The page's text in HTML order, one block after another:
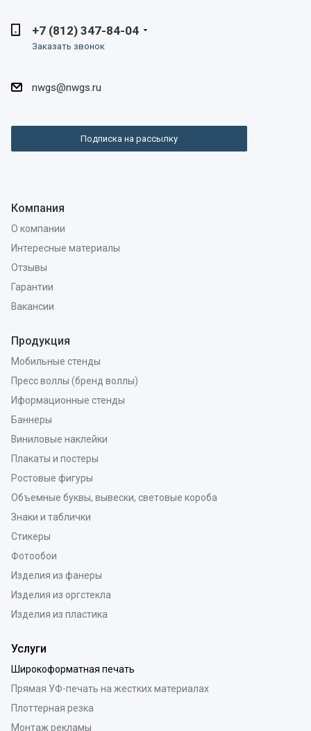
+7 (812) 347-84-04
Заказать звонок
nwgs@nwgs.ru
Подписка на рассылку
Компания
О компании
Интересные материалы
Отзывы
Гарантии
Вакансии
Продукция
Мобильные стенды
Пресс воллы (бренд воллы)
Иформационные стенды
Баннеры
Виниловые наклейки
Плакаты и постеры
Ростовые фигуры
Объемные буквы, вывески, световые короба
Знаки и таблички
Стикеры
Фотообои
Изделия из фанеры
Изделия из оргстекла
Изделия из пластика
Услуги
Широкоформатная печать
Прямая УФ-печать на жестких материалах
Плоттерная резка
Монтаж рекламы